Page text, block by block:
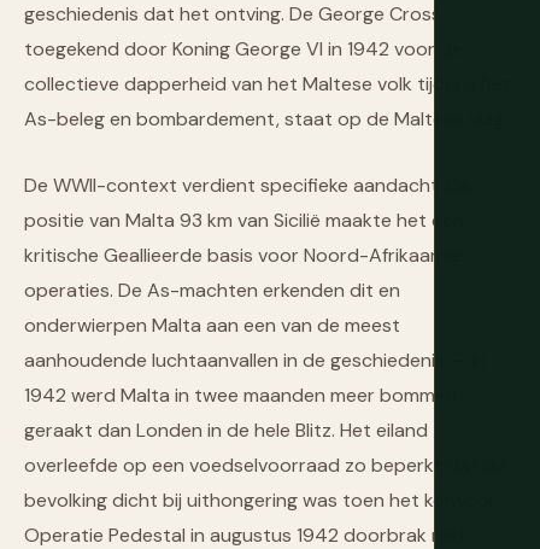
geschiedenis dat het ontving. De George Cross,
toegekend door Koning George VI in 1942 voor de
collectieve dapperheid van het Maltese volk tijdens het
As-beleg en bombardement, staat op de Maltese vlag.
De WWII-context verdient specifieke aandacht. De
positie van Malta 93 km van Sicilië maakte het een
kritische Geallieerde basis voor Noord-Afrikaanse
operaties. De As-machten erkenden dit en
onderwierpen Malta aan een van de meest
aanhoudende luchtaanvallen in de geschiedenis — in
1942 werd Malta in twee maanden meer bommen
geraakt dan Londen in de hele Blitz. Het eiland
overleefde op een voedselvoorraad zo beperkt dat de
bevolking dicht bij uithongering was toen het konvooi
Operatie Pedestal in augustus 1942 doorbrak met